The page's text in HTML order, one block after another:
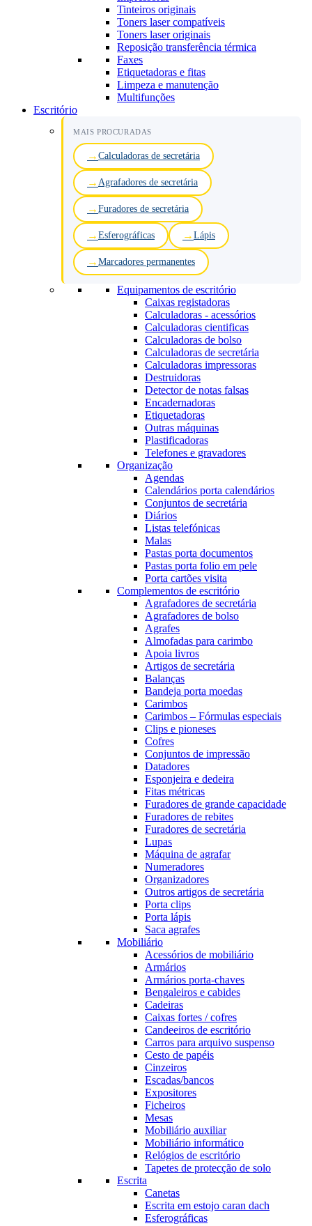
Tinteiros originais
Toners laser compatíveis
Toners laser originais
Reposição transferência térmica
Faxes
Etiquetadoras e fitas
Limpeza e manutenção
Multifunções
Escritório
MAIS PROCURADAS
Calculadoras de secretária
Agrafadores de secretária
Furadores de secretária
Esferográficas Lápis
Marcadores permanentes
Equipamentos de escritório
Caixas registadoras
Calculadoras - acessórios
Calculadoras cientificas
Calculadoras de bolso
Calculadoras de secretária
Calculadoras impressoras
Destruidoras
Detector de notas falsas
Encadernadoras
Etiquetadoras
Outras máquinas
Plastificadoras
Telefones e gravadores
Organização
Agendas
Calendários porta calendários
Conjuntos de secretária
Diários
Listas telefónicas
Malas
Pastas porta documentos
Pastas porta folio em pele
Porta cartões visita
Complementos de escritório
Agrafadores de secretária
Agrafadores de bolso
Agrafes
Almofadas para carimbo
Apoia livros
Artigos de secretária
Balanças
Bandeja porta moedas
Carimbos
Carimbos – Fórmulas especiais
Clips e pioneses
Cofres
Conjuntos de impressão
Datadores
Esponjeira e dedeira
Fitas métricas
Furadores de grande capacidade
Furadores de rebites
Furadores de secretária
Lupas
Máquina de agrafar
Numeradores
Organizadores
Outros artigos de secretária
Porta clips
Porta lápis
Saca agrafes
Mobiliário
Acessórios de mobiliário
Armários
Armários porta-chaves
Bengaleiros e cabides
Cadeiras
Caixas fortes / cofres
Candeeiros de escritório
Carros para arquivo suspenso
Cesto de papéis
Cinzeiros
Escadas/bancos
Expositores
Ficheiros
Mesas
Mobiliário auxiliar
Mobiliário informático
Relógios de escritório
Tapetes de protecção de solo
Escrita
Canetas
Escrita em estojo caran dach
Esferográficas